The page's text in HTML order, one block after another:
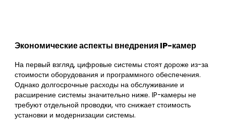
Экономические аспекты внедрения IP-камер
На первый взгляд, цифровые системы стоят дороже из-за
стоимости оборудования и программного обеспечения.
Однако долгосрочные расходы на обслуживание и
расширение системы значительно ниже. IP-камеры не
требуют отдельной проводки, что снижает стоимость
установки и модернизации системы.